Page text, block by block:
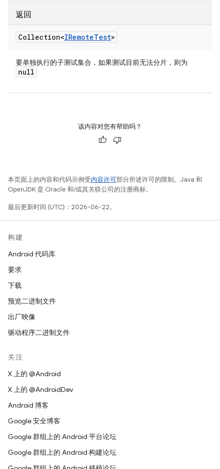
返回
Collection<IRemoteTest>
要单独执行的子测试集合，如果测试目前无法分片，则为
null
该内容对您有帮助吗？
本页面上的内容和代码示例受内容许可部分所述许可的限制。Java 和
OpenJDK 是 Oracle 和/或其关联公司的注册商标。
最后更新时间 (UTC)：2026-06-22。
构建
Android 代码库
要求
下载
预览二进制文件
出厂映像
驱动程序二进制文件
关注
X 上的 @Android
X 上的 @AndroidDev
Android 博客
Google 安全博客
Google 群组上的 Android 平台论坛
Google 群组上的 Android 构建论坛